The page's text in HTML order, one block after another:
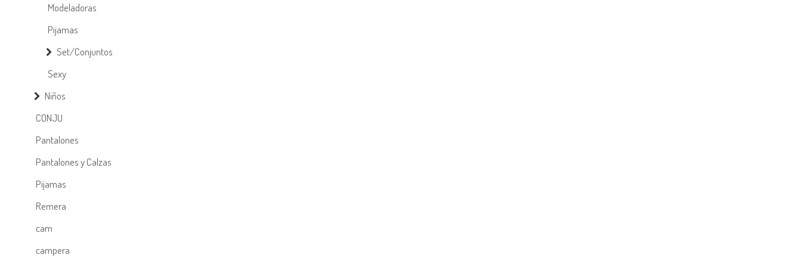
Modeladoras
Pijamas
Set/Conjuntos
Sexy
Niños
CONJU
Pantalones
Pantalones y Calzas
Pijamas
Remera
cam
campera